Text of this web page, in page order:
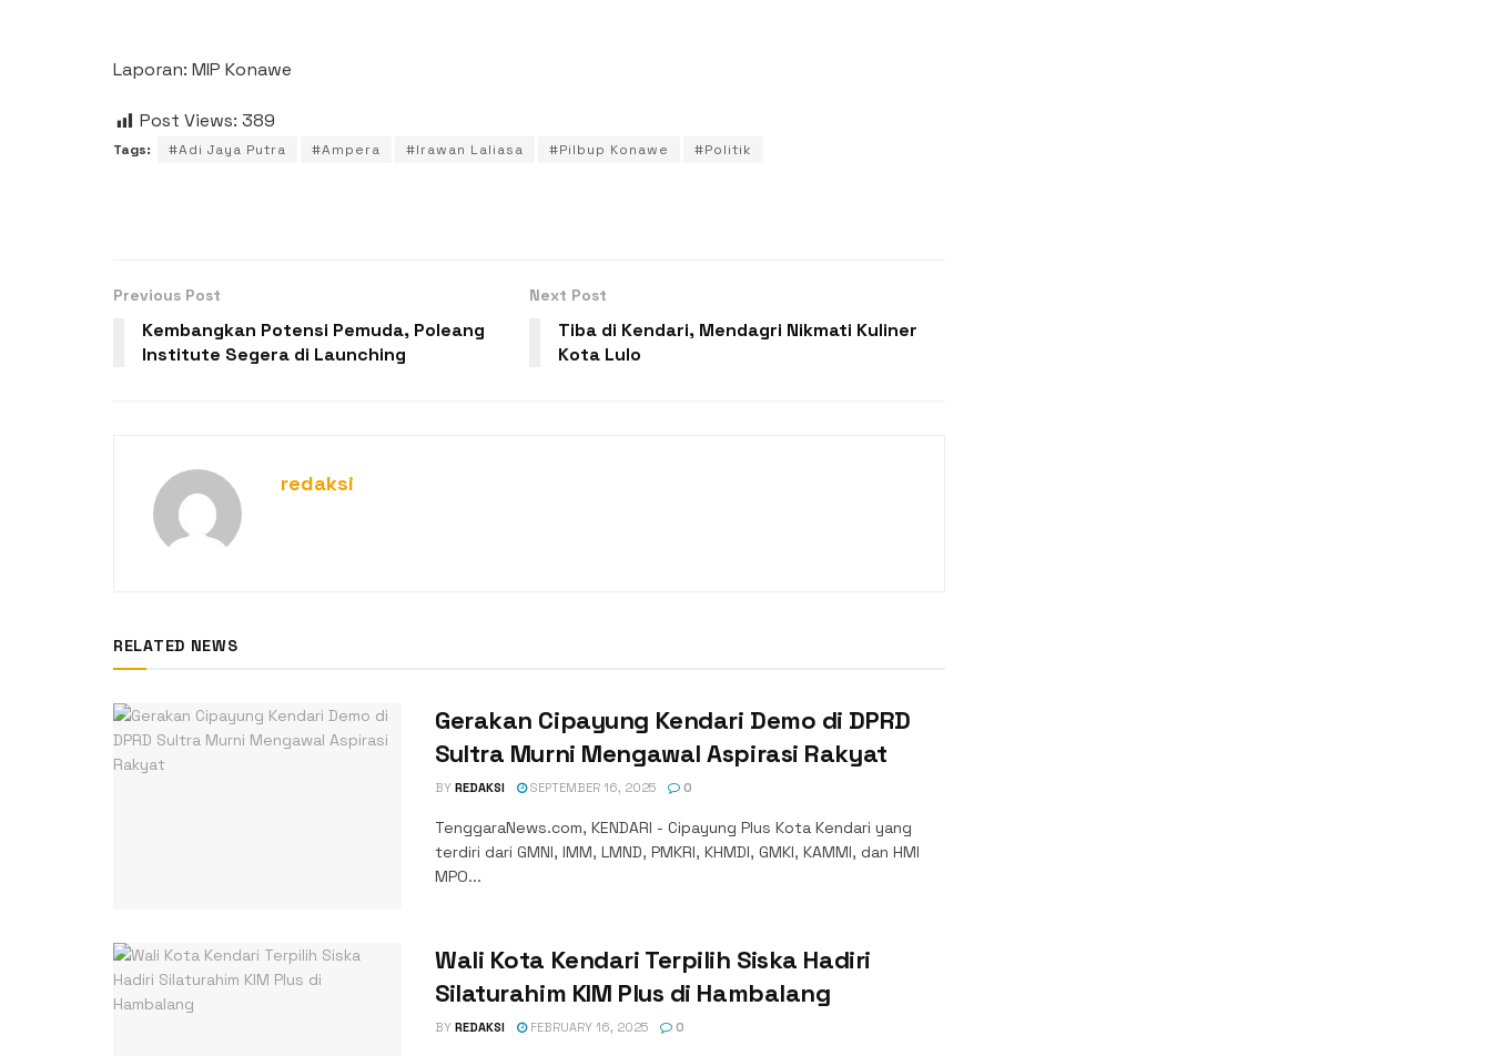
Laporan: MIP Konawe
Post Views: 389
Tags: #Adi Jaya Putra #Ampera #Irawan Laliasa #Pilbup Konawe #Politik
Previous Post
Kembangkan Potensi Pemuda, Poleang
Institute Segera di Launching
Next Post
Tiba di Kendari, Mendagri Nikmati Kuliner
Kota Lulo
redaksi
RELATED NEWS
Gerakan Cipayung Kendari Demo di DPRD
Sultra Murni Mengawal Aspirasi Rakyat
BY REDAKSI SEPTEMBER 16, 2025 0
‎TenggaraNews.com, KENDARI - Cipayung Plus Kota Kendari yang
terdiri dari GMNI, IMM, LMND, PMKRI, KHMDI, GMKI, KAMMI, dan HMI
MPO...
Wali Kota Kendari Terpilih Siska Hadiri
Silaturahim KIM Plus di Hambalang
BY REDAKSI FEBRUARY 16, 2025 0